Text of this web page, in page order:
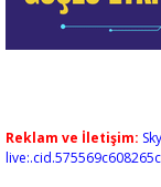
Reklam ve İletişim: